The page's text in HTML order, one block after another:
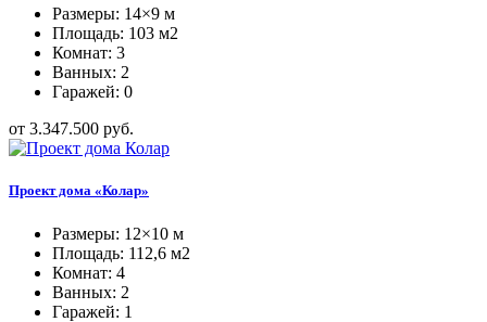
Размеры: 14×9 м
Площадь: 103 м2
Комнат: 3
Ванных: 2
Гаражей: 0
от 3.347.500 руб.
Проект дома «Колар»
Размеры: 12×10 м
Площадь: 112,6 м2
Комнат: 4
Ванных: 2
Гаражей: 1